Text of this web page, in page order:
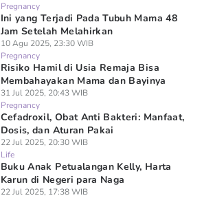
Pregnancy
Ini yang Terjadi Pada Tubuh Mama 48
Jam Setelah Melahirkan
10 Agu 2025, 23:30 WIB
Pregnancy
Risiko Hamil di Usia Remaja Bisa
Membahayakan Mama dan Bayinya
31 Jul 2025, 20:43 WIB
Pregnancy
Cefadroxil, Obat Anti Bakteri: Manfaat,
Dosis, dan Aturan Pakai
22 Jul 2025, 20:30 WIB
Life
Buku Anak Petualangan Kelly, Harta
Karun di Negeri para Naga
22 Jul 2025, 17:38 WIB